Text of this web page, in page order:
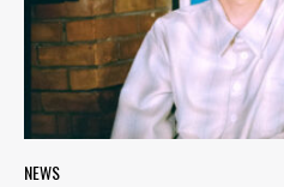
NEWS